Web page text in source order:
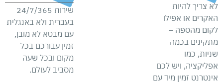
לא צריך להיות
האקרים או אפילו
לקום מהספה –
מתקינים בכמה
שניות, כמו
אפליקציה, ויש לכם
אינטרנט זמין מיד עם
שירות 24/7/365
בעברית ולא באנגלית
עם מבטא לא מובן,
זמין עבורכם בכל
מקום ובכל שעה
מסביב לעולם.